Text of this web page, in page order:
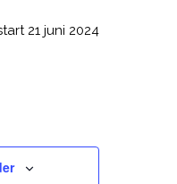
21 juni 2024